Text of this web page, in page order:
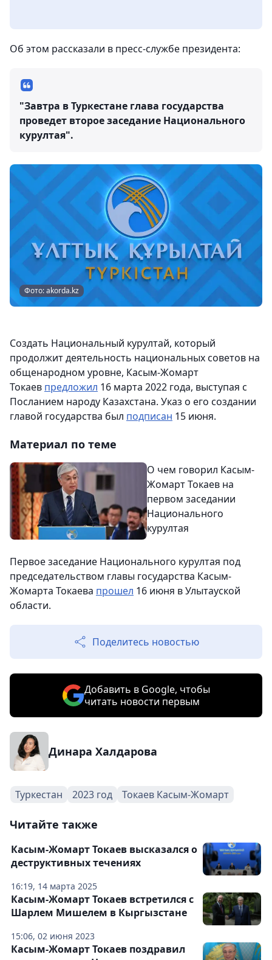
Об этом рассказали в пресс-службе президента:
"Завтра в Туркестане глава государства
проведет второе заседание Национального
курултая".
Фото: akorda.kz
Создать Национальный курултай, который
продолжит деятельность национальных советов на
общенародном уровне, Касым-Жомарт
Токаев предложил 16 марта 2022 года, выступая с
Посланием народу Казахстана. Указ о его создании
главой государства был подписан 15 июня.
Материал по теме
О чем говорил Касым-
Жомарт Токаев на
первом заседании
Национального
курултая
Первое заседание Национального курултая под
председательством главы государства Касым-
Жомарта Токаева прошел 16 июня в Улытауской
области.
Поделитесь новостью
Добавить в Google, чтобы
читать новости первым
Динара Халдарова
Туркестан 2023 год Токаев Касым-Жомарт
Читайте также
16:19, 14 марта 2025
Касым-Жомарт Токаев высказался о
деструктивных течениях
15:06, 02 июня 2023
Касым-Жомарт Токаев встретился с
Шарлем Мишелем в Кыргызстане
Касым-Жомарт Токаев поздравил